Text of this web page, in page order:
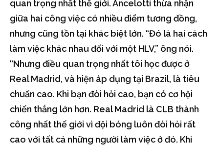
quan trọng nhất thế giới. Ancelotti thừa nhận
giữa hai công việc có nhiều điểm tương đồng,
nhưng cũng tồn tại khác biệt lớn. “Đó là hai cách
làm việc khác nhau đối với một HLV,” ông nói.
“Nhưng điều quan trọng nhất tôi học được ở
Real Madrid, và hiện áp dụng tại Brazil, là tiêu
chuẩn cao. Khi bạn đòi hỏi cao, bạn có cơ hội
chiến thắng lớn hơn. Real Madrid là CLB thành
công nhất thế giới vì đội bóng luôn đòi hỏi rất
cao với tất cả những người làm việc ở đó. Khi